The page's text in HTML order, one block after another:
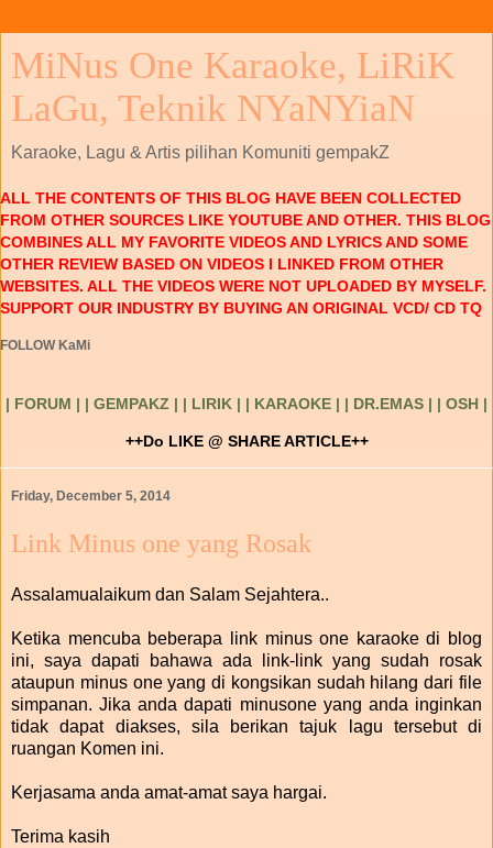
MiNus One Karaoke, LiRiK
LaGu, Teknik NYaNYiaN
Karaoke, Lagu & Artis pilihan Komuniti gempakZ
ALL THE CONTENTS OF THIS BLOG HAVE BEEN COLLECTED
FROM OTHER SOURCES LIKE YOUTUBE AND OTHER. THIS BLOG
COMBINES ALL MY FAVORITE VIDEOS AND LYRICS AND SOME
OTHER REVIEW BASED ON VIDEOS I LINKED FROM OTHER
WEBSITES. ALL THE VIDEOS WERE NOT UPLOADED BY MYSELF.
SUPPORT OUR INDUSTRY BY BUYING AN ORIGINAL VCD/ CD TQ
FOLLOW KaMi
| FORUM | | GEMPAKZ | | LIRIK | | KARAOKE | | DR.EMAS | | OSH |
++Do LIKE @ SHARE ARTICLE++
Friday, December 5, 2014
Link Minus one yang Rosak
Assalamualaikum dan Salam Sejahtera..
Ketika mencuba beberapa link minus one karaoke di blog
ini, saya dapati bahawa ada link-link yang sudah rosak
ataupun minus one yang di kongsikan sudah hilang dari file
simpanan. Jika anda dapati minusone yang anda inginkan
tidak dapat diakses, sila berikan tajuk lagu tersebut di
ruangan Komen ini.
Kerjasama anda amat-amat saya hargai.
Terima kasih